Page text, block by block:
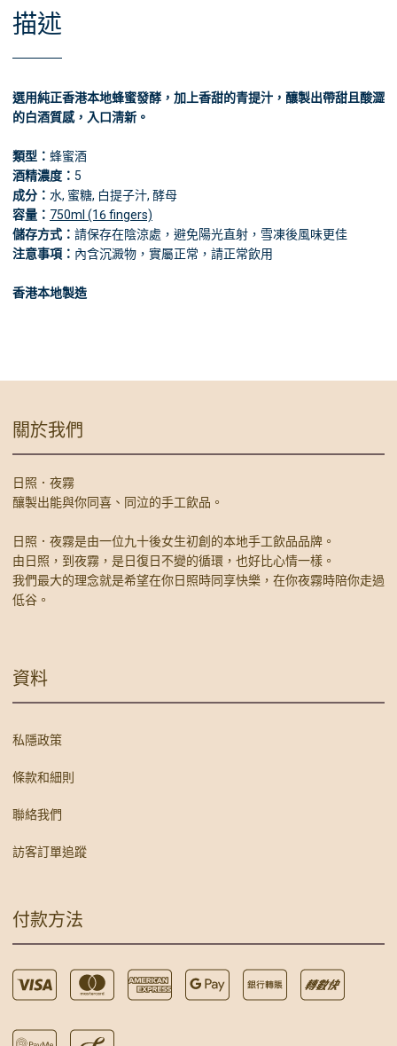
描述
選用純正香港本地蜂蜜發酵，加上香甜的青提汁，釀製出帶甜且酸澀
的白酒質感，入口淸新。
類型： 蜂蜜酒
酒精濃度： 5
成分： 水, 蜜糖, 白提子汁, 酵母
容量： 750ml (16 fingers)
儲存方式： 請保存在陰涼處，避免陽光直射，雪凍後風味更佳
注意事項： 內含沉澱物，實屬正常，請正常飲用
香港本地製造
關於我們
日照．夜霧
釀製出能與你同喜、同泣的手工飲品。
日照．夜霧是由一位九十後女生初創的本地手工飲品品牌。
由日照，到夜霧，是日復日不變的循環，也好比心情一樣。
我們最大的理念就是希望在你日照時同享快樂，在你夜霧時陪你走過
低谷。
資料
私隱政策
條款和細則
聯絡我們
訪客訂單追蹤
付款方法